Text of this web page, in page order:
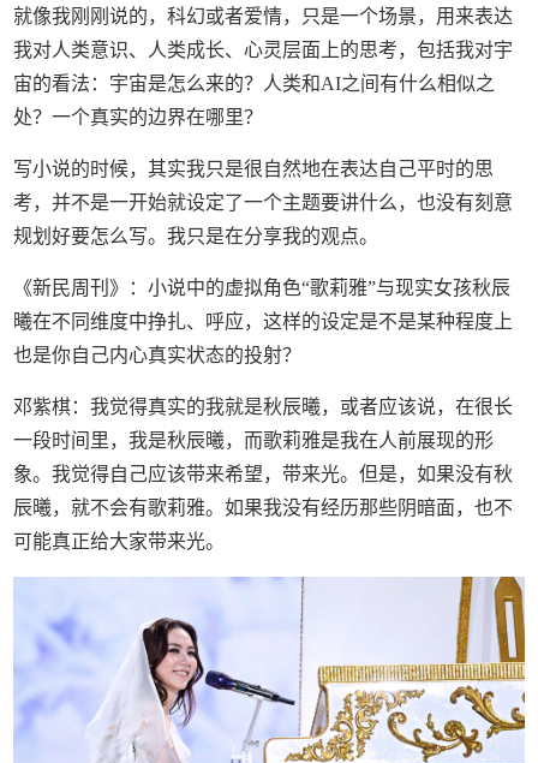
就像我刚刚说的，科幻或者爱情，只是一个场景，用来表达
我对人类意识、人类成长、心灵层面上的思考，包括我对宇
宙的看法：宇宙是怎么来的？人类和AI之间有什么相似之
处？一个真实的边界在哪里？
写小说的时候，其实我只是很自然地在表达自己平时的思
考，并不是一开始就设定了一个主题要讲什么，也没有刻意
规划好要怎么写。我只是在分享我的观点。
《新民周刊》：小说中的虚拟角色“歌莉雅”与现实女孩秋辰
曦在不同维度中挣扎、呼应，这样的设定是不是某种程度上
也是你自己内心真实状态的投射？
邓紫棋：我觉得真实的我就是秋辰曦，或者应该说，在很长
一段时间里，我是秋辰曦，而歌莉雅是我在人前展现的形
象。我觉得自己应该带来希望，带来光。但是，如果没有秋
辰曦，就不会有歌莉雅。如果我没有经历那些阴暗面，也不
可能真正给大家带来光。